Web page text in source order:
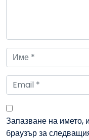
Запазване на името,
браузър за